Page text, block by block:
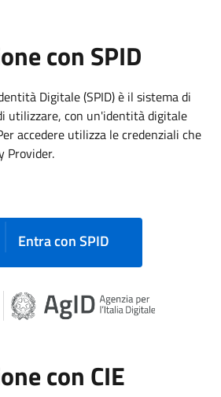
con SPID
Digitale (SPID) è il sistema di
utilizzare, con un'identità digitale
accedere utilizza le credenziali che
Provider.
Entra con SPID
con CIE